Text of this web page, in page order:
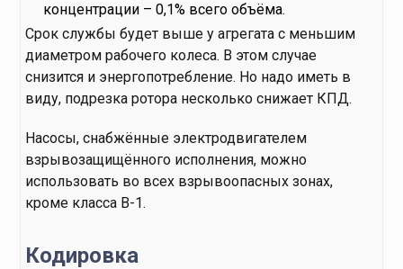
концентрации – 0,1% всего объёма.
Срок службы будет выше у агрегата с меньшим
диаметром рабочего колеса. В этом случае
снизится и энергопотребление. Но надо иметь в
виду, подрезка ротора несколько снижает КПД.
Насосы, снабжённые электродвигателем
взрывозащищённого исполнения, можно
использовать во всех взрывоопасных зонах,
кроме класса В-1.
Кодировка